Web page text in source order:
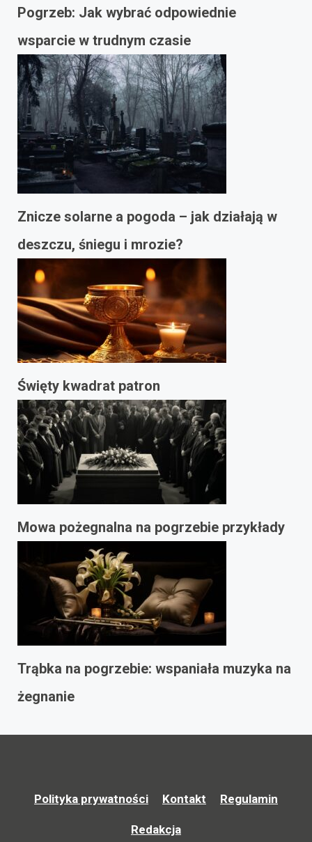
Pogrzeb: Jak wybrać odpowiednie
wsparcie w trudnym czasie
Znicze solarne a pogoda – jak działają w
deszczu, śniegu i mrozie?
Święty kwadrat patron
Mowa pożegnalna na pogrzebie przykłady
Trąbka na pogrzebie: wspaniała muzyka na
żegnanie
Polityka prywatności Kontakt Regulamin
Redakcja